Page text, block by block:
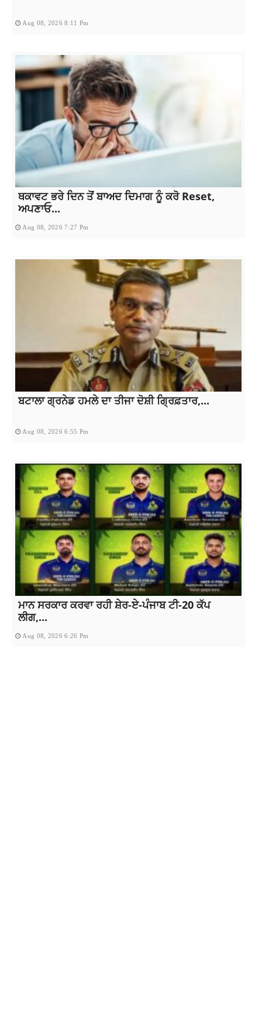
Aug 08, 2026 8:11 Pm
ਥਕਾਵਟ ਭਰੇ ਦਿਨ ਤੋਂ ਬਾਅਦ ਦਿਮਾਗ ਨੂੰ ਕਰੋ Reset,
ਅਪਣਾਓ...
Aug 08, 2026 7:27 Pm
ਬਟਾਲਾ ਗ੍ਰਨੇਡ ਹਮਲੇ ਦਾ ਤੀਜਾ ਦੋਸ਼ੀ ਗ੍ਰਿਫ਼ਤਾਰ,...
Aug 08, 2026 6:55 Pm
ਮਾਨ ਸਰਕਾਰ ਕਰਵਾ ਰਹੀ ਸ਼ੇਰ-ਏ-ਪੰਜਾਬ ਟੀ-20 ਕੱਪ
ਲੀਗ,...
Aug 08, 2026 6:26 Pm